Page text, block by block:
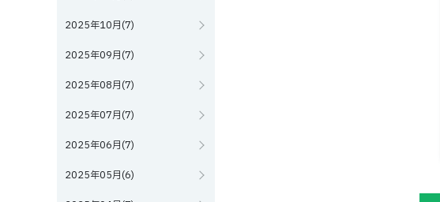
2025年10月(7)
2025年09月(7)
2025年08月(7)
2025年07月(7)
2025年06月(7)
2025年05月(6)